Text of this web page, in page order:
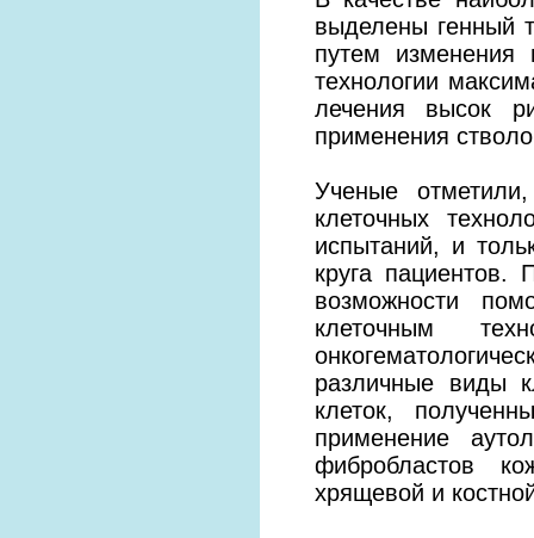
выделены генный
путем изменения
технологии
лечения высок
применения
Ученые
клеточных
испытаний, и
круга
возможности
клеточным
различные виды
клеток,
применение
фибробластов
хрящевой и